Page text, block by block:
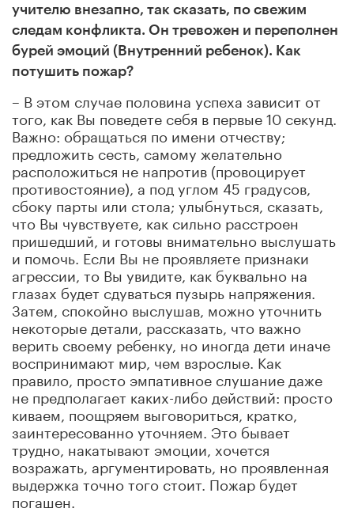
учителю внезапно, так сказать, по свежим
следам конфликта. Он тревожен и переполнен
бурей эмоций (Внутренний ребенок). Как
потушить пожар?
– В этом случае половина успеха зависит от
того, как Вы поведете себя в первые 10 секунд.
Важно: обращаться по имени отчеству;
предложить сесть, самому желательно
расположиться не напротив (провоцирует
противостояние), а под углом 45 градусов,
сбоку парты или стола; улыбнуться, сказать,
что Вы чувствуете, как сильно расстроен
пришедший, и готовы внимательно выслушать
и помочь. Если Вы не проявляете признаки
агрессии, то Вы увидите, как буквально на
глазах будет сдуваться пузырь напряжения.
Затем, спокойно выслушав, можно уточнить
некоторые детали, рассказать, что важно
верить своему ребенку, но иногда дети иначе
воспринимают мир, чем взрослые. Как
правило, просто эмпативное слушание даже
не предполагает каких-либо действий: просто
киваем, поощряем выговориться, кратко,
заинтересованно уточняем. Это бывает
трудно, накатывают эмоции, хочется
возражать, аргументировать, но проявленная
выдержка точно того стоит. Пожар будет
погашен.